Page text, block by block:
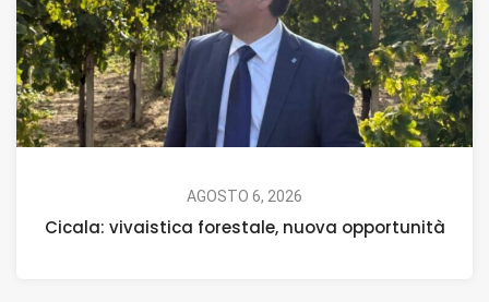
AGOSTO 6, 2026
Cicala: vivaistica forestale, nuova opportunità